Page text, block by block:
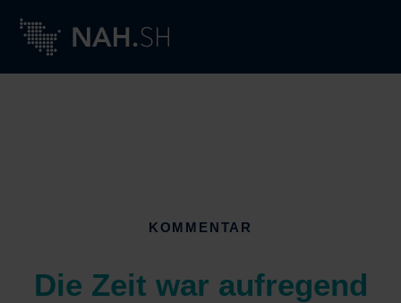
KOMMENTAR
Die Zeit war aufregend